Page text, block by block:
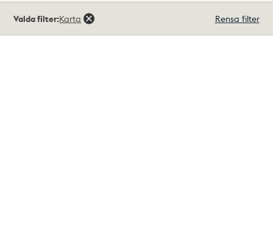
träffar
Valda filter:Karta Rensa filter